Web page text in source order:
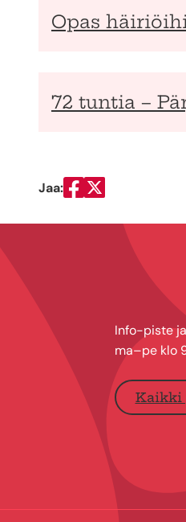
Opas
72 tuntia –
Jaa:
Jaa Facebookissa
Jaa Twitterissä
Info-piste
ma–pe klo
Kaikki